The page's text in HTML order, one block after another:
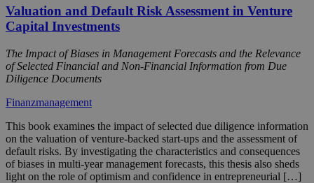
Valuation and Default Risk Assessment in Venture
Capital Investments
The Impact of Biases in Management Forecasts and the Relevance
of Selected Financial and Non-Financial Information from Due
Diligence Documents
Finanzmanagement
This book examines the impact of selected due diligence information
on the valuation of venture-backed start-ups and the assessment of
default risks. By investigating the characteristics and consequences
of biases in multi-year management forecasts, this thesis also sheds
light on the role of optimism and confidence in entrepreneurial […]